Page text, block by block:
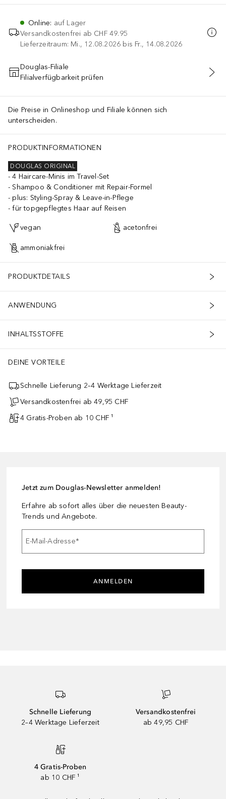
Online: auf Lager
Versandkostenfrei ab CHF 49.95
Lieferzeitraum: Mi., 12.08.2026 bis Fr., 14.08.2026
IN DEN WARENKORB
Douglas-Filiale
Filialverfügbarkeit prüfen
Die Preise in Onlineshop und Filiale können sich
unterscheiden.
PRODUKTINFORMATIONEN
DOUGLAS ORIGINAL
4 Haircare-Minis im Travel-Set
Shampoo & Conditioner mit Repair-Formel
plus: Styling-Spray & Leave-in-Pflege
für topgepflegtes Haar auf Reisen
vegan acetonfrei
ammoniakfrei
PRODUKTDETAILS
ANWENDUNG
INHALTSSTOFFE
DEINE VORTEILE
Schnelle Lieferung 2–4 Werktage Lieferzeit
Versandkostenfrei ab 49,95 CHF
4 Gratis-Proben ab 10 CHF ¹
Jetzt zum Douglas-Newsletter anmelden!
Erfahre ab sofort alles über die neuesten Beauty-
Trends und Angebote.
E-Mail-Adresse*
ANMELDEN
Schnelle Lieferung
2–4 Werktage Lieferzeit
Versandkostenfrei
ab 49,95 CHF
4 Gratis-Proben
ab 10 CHF ¹